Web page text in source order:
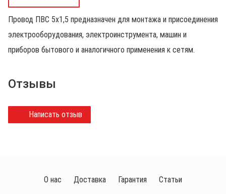
Провод ПВС 5х1,5 предназначен для монтажа и присоединения
электрооборудования, электроинструмента, машин и
приборов бытового и аналогичного применения к сетям.
Отзывы
Написать отзыв
О нас Доставка Гарантия Статьи